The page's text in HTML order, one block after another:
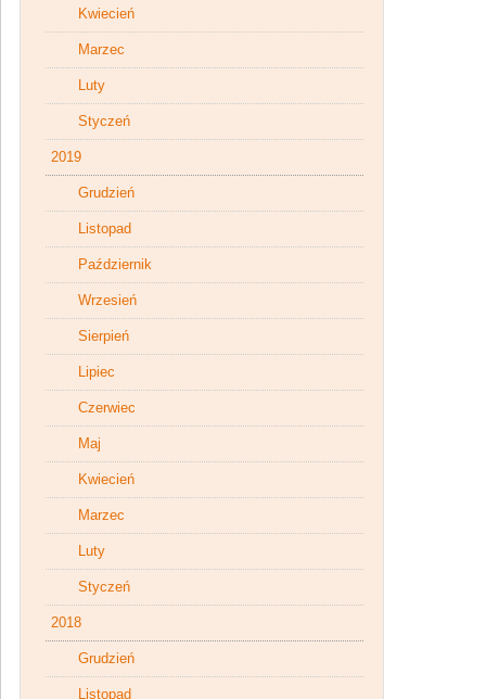
Kwiecień
Marzec
Luty
Styczeń
2019
Grudzień
Listopad
Październik
Wrzesień
Sierpień
Lipiec
Czerwiec
Maj
Kwiecień
Marzec
Luty
Styczeń
2018
Grudzień
Listopad